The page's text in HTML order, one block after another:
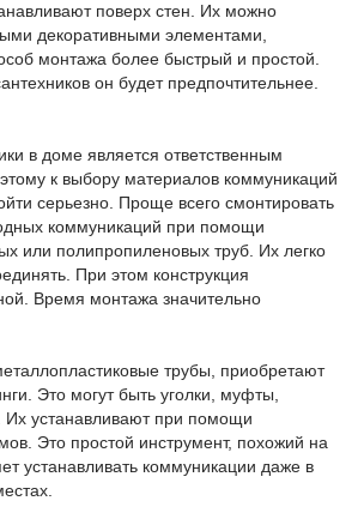
поверх стен. Их можно
декоративными элементами,
монтажа более быстрый и простой.
он будет предпочтительнее.
в доме является ответственным
к выбору материалов коммуникаций
серьезно. Проще всего смонтировать
коммуникаций при помощи
или полипропиленовых труб. Их легко
При этом конструкция
Время монтажа значительно
трубы, приобретают
Это могут быть уголки, муфты,
Их устанавливают при помощи
Это простой инструмент, похожий на
устанавливать коммуникации даже в